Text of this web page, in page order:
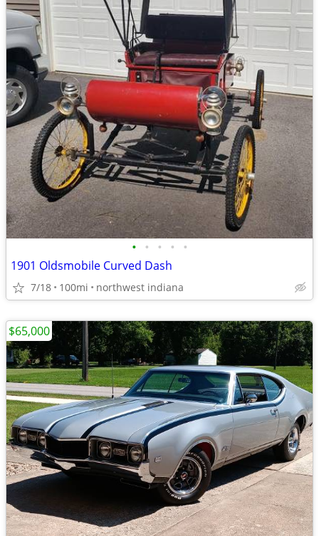
• • • • •
1901 Oldsmobile Curved Dash
7/18 100mi northwest indiana
$65,000